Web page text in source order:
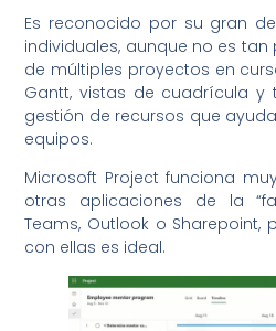
Es reconocido por su gran
individuales, aunque no es
de múltiples proyectos en
Gantt, vistas de cuadrícula y
gestión de recursos que
equipos.
Microsoft Project funciona
otras aplicaciones de la
Teams, Outlook o
con ellas es ideal.